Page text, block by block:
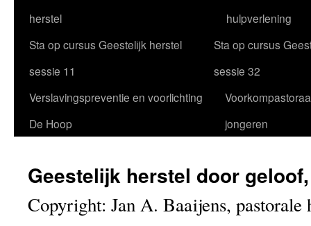
herstel
hulpverlening
Sta op cursus Geestelijk herstel
sessie 11
Sta op cursus
sessie 32
Verslavingspreventie en voorlichting
De Hoop
jongeren
Geestelijk herstel door
Copyright: Jan A. Baaijens, pastorale